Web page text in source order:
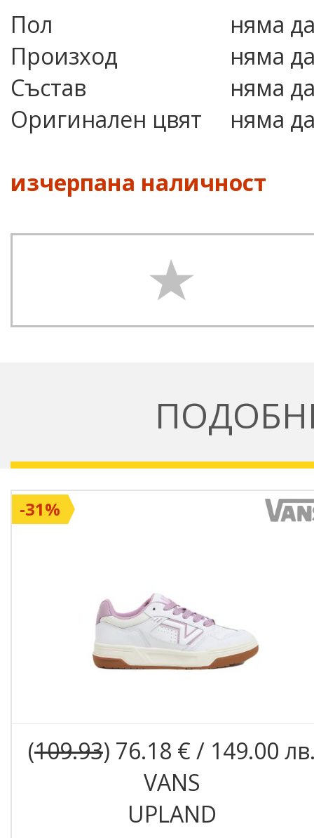
Пол
няма
Произход
няма
Състав
няма
Оригинален цвят
няма
изчерпана наличност
(109.93) 76.18 € / 149.00
VANS
UPLAND
-31%